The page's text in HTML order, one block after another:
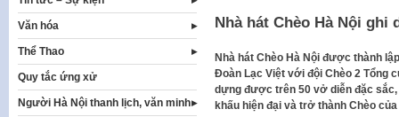
Nhà hát Chèo Hà Nội ghi
​Nhà hát Chèo Hà Nội được thành
Đoàn Lạc Việt với đội Chèo 2 Tổng
dựng được trên 50 vở diễn đặc
khấu hiện đại và trở thành Chèo
Văn hóa
Thể Thao
Quy tắc ứng xử
Người Hà Nội thanh lịch, văn minh